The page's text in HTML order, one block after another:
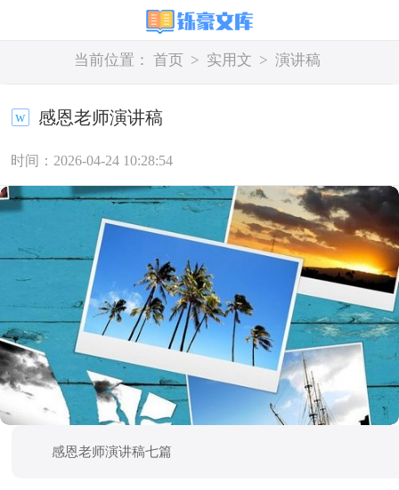
当前位置： 首页 > 实用文 > 演讲稿
感恩老师演讲稿
时间：2026-04-24 10:28:54
感恩老师演讲稿七篇